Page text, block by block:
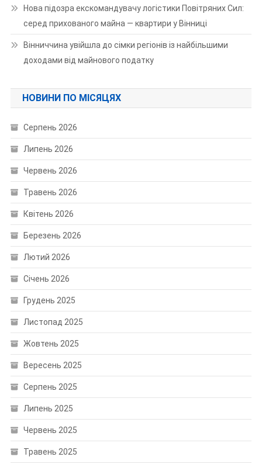
Нова підозра екскомандувачу логістики Повітряних Сил:
серед прихованого майна — квартири у Вінниці
Вінниччина увійшла до сімки регіонів із найбільшими
доходами від майнового податку
НОВИНИ ПО МІСЯЦЯХ
Серпень 2026
Липень 2026
Червень 2026
Травень 2026
Квітень 2026
Березень 2026
Лютий 2026
Січень 2026
Грудень 2025
Листопад 2025
Жовтень 2025
Вересень 2025
Серпень 2025
Липень 2025
Червень 2025
Травень 2025